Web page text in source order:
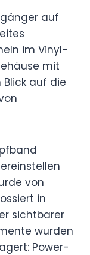
auf
im Vinyl-
mit
Blick auf die
von
in
sichtbarer
wurden
Power-